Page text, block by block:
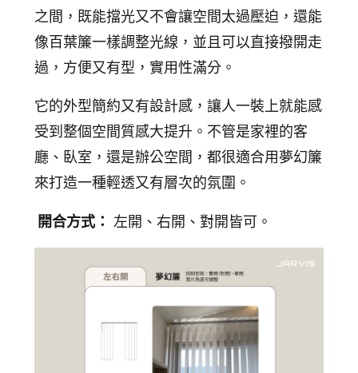
之間，既能擋光又不會讓空間太過壓迫，還能
像百葉簾一樣調整光線，並且可以直接撥開走
過，方便又有型，實用性滿分。
它的外型簡約又有設計感，讓人一裝上就能感
受到整個空間質感大提升。不管是家裡的客
廳、臥室，還是辦公空間，都很適合用夢幻簾
來打造一種輕透又有層次的氛圍。
開合方式： 左開、右開、對開皆可。